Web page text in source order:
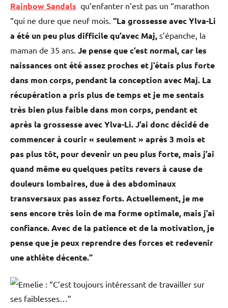
Rainbow Sandals qu’enfanter n’est pas un “marathon
“qui ne dure que neuf mois. “La grossesse avec Ylva-Li
a été un peu plus difficile qu’avec Maj, s’épanche, la
maman de 35 ans. Je pense que c’est normal, car les
naissances ont été assez proches et j’étais plus forte
dans mon corps, pendant la conception avec Maj. La
récupération a pris plus de temps et je me sentais
très bien plus faible dans mon corps, pendant et
après la grossesse avec Ylva-Li. J’ai donc décidé de
commencer à courir « seulement » après 3 mois et
pas plus tôt, pour devenir un peu plus forte, mais j’ai
quand même eu quelques petits revers à cause de
douleurs lombaires, due à des abdominaux
transversaux pas assez forts. Actuellement, je me
sens encore très loin de ma forme optimale, mais j’ai
confiance. Avec de la patience et de la motivation, je
pense que je peux reprendre des forces et redevenir
une athlète décente.”